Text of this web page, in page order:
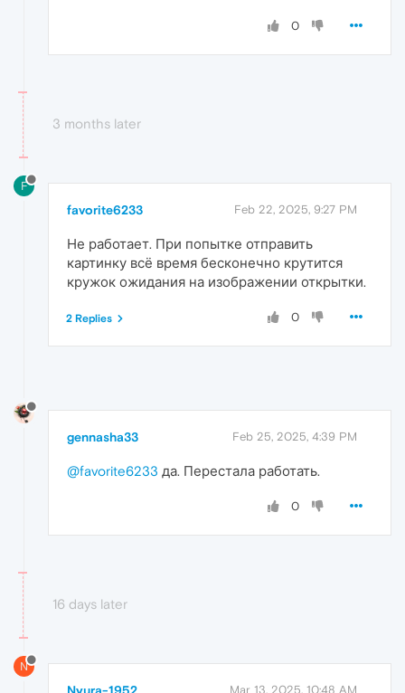
0
3 months later
F
favorite6233 Feb 22, 2025, 9:27 PM
Не работает. При попытке отправить
картинку всё время бесконечно крутится
кружок ожидания на изображении открытки.
0
2 Replies
gennasha33 Feb 25, 2025, 4:39 PM
@favorite6233 да. Перестала работать.
0
16 days later
N
Nyura-1952 Mar 13, 2025, 10:48 AM